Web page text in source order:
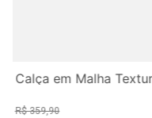
Calça em Malha
R$ 359,90